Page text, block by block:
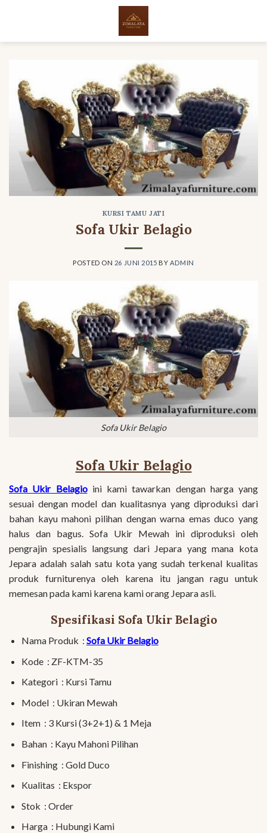
KURSI TAMU JATI
Sofa Ukir Belagio
POSTED ON 26 JUNI 2015 BY ADMIN
Sofa Ukir Belagio
Sofa Ukir Belagio
Sofa Ukir Belagioini kami tawarkan dengan harga yang
sesuai dengan model dan kualitasnya yang diproduksi dari
bahan kayu mahoni pilihan dengan warna emas duco yang
halus dan bagus. Sofa Ukir Mewah ini diproduksi oleh
pengrajin spesialis langsung dari Jepara yang mana kota
Jepara adalah salah satu kota yang sudah terkenal kualitas
produk furniturenya oleh karena itu jangan ragu untuk
memesan pada kami karena kami orang Jepara asli.
Spesifikasi Sofa Ukir Belagio
Nama Produk : Sofa Ukir Belagio
Kode : ZF-KTM-35
Kategori : Kursi Tamu
Model : Ukiran Mewah
Item : 3 Kursi (3+2+1) & 1 Meja
Bahan : Kayu Mahoni Pilihan
Finishing : Gold Duco
Kualitas : Ekspor
Stok : Order
Harga : Hubungi Kami